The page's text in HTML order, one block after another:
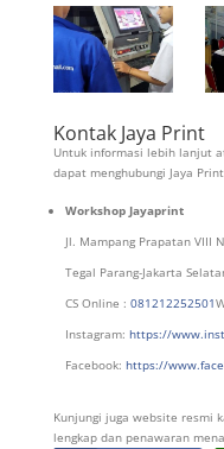
Kontak Jaya Print
Untuk informasi lebih lanjut
dapat menghubungi Jaya
Workshop Jayaprint
Jl. Mampang Prapatan VIII
Tegal Parang-Jakarta
CS Online : 081212252501
Instagram: https://
Facebook: https://
Kunjungi juga website resmi
lengkap dan penawaran